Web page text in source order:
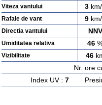
Viteza vantului 3
Rafale de vant 9
Directia vantului NNV
Umiditatea relativa 46
Vizibilitate 46
Nr. ore
Index UV : 7